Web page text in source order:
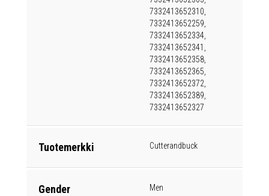
7332413652310,
7332413652259,
7332413652334,
7332413652341,
7332413652358,
7332413652365,
7332413652372,
7332413652389,
7332413652327
Tuotemerkki Cutterandbuck
Gender Men